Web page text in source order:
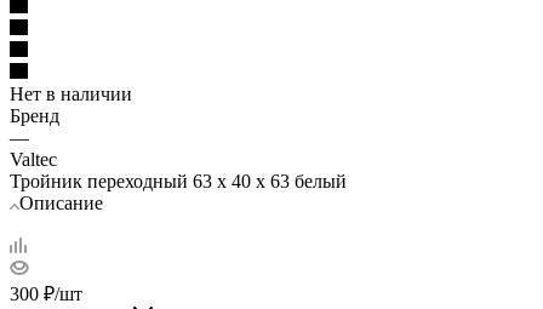
Нет в наличии
Бренд
—
Valtec
Тройник переходный 63 х 40 х 63 белый
Описание
300 ₽/шт